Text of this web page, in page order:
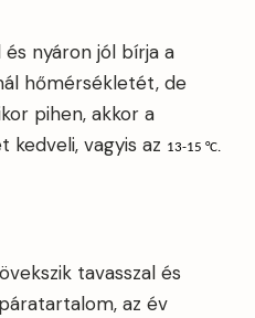
nyáron jól bírja a
hőmérsékletét, de
pihen, akkor a
vagyis az 13-15 °C.
tavasszal és
az év